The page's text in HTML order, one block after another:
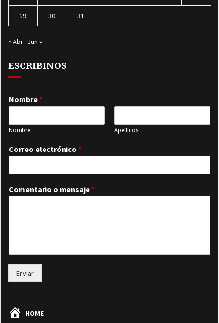
29 30 31
« Abr Jun »
ESCRIBINOS
Nombre *
Nombre Apellidos
Correo electrónico *
Comentario o mensaje *
Enviar
HOME